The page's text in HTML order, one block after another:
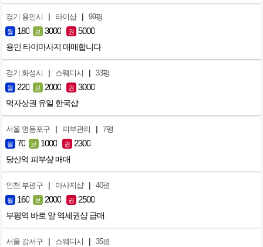
경기 용인시 | 타이샵 | 99평
월 180 보 3000 권 5000
용인 타이마사지 매매합니다
경기 화성시 | 스웨디시 | 33평
월 220 보 2000 권 3000
먹자상권 유일 한국샵
서울 영등포구 | 피부관리 | 7평
월 70 보 1000 권 2300
당산역 피부샾 매매
인천 부평구 | 마사지샵 | 40평
월 160 보 2000 권 2500
부평역 바로 앞 역세권샵 급매.
서울 강서구 | 스웨디시 | 35평